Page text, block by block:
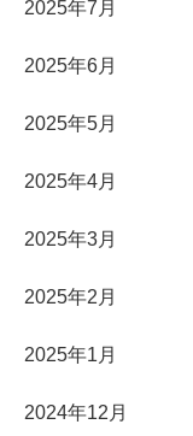
2025年7月
2025年6月
2025年5月
2025年4月
2025年3月
2025年2月
2025年1月
2024年12月